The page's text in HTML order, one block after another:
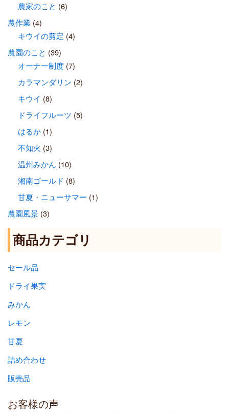
農家のこと (6)
農作業 (4)
キウイの剪定 (4)
農園のこと (39)
オーナー制度(7)
カラマンダリン (2)
キウイ (8)
ドライフルーツ (5)
はるか(1)
不知火 (3)
温州みかん (10)
湘南ゴールド (8)
甘夏・ニューサマー (1)
農園風景(3)
商品カテゴリ
セール品
ドライ果実
みかん
レモン
甘夏
詰め合わせ
販売品
お客様の声